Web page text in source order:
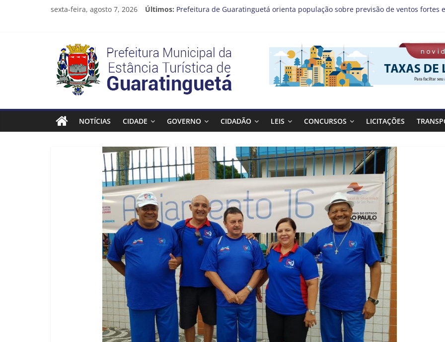
sexta-feira, agosto 7, 2026 Últimos: Prefeitura de Guaratinguetá orienta população sobre previsão de ventos fortes
Neste sábado (08), a Prefeitura de Guaratinguetá realiza mais uma edição do
A Operação Cata Bagulho atenderá o seguinte bairro neste sábado, (08)
Prefeitura
Estância
Turística
Guaratinguetá
Guaratinguetá
NOTÍCIAS CIDADE GOVERNO CIDADÃO LEIS CONCURSOS LICITAÇÕES